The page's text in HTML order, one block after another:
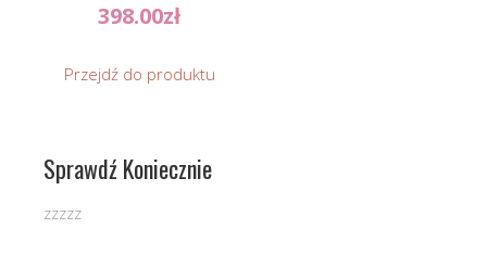
398.00zł
Przejdź do produktu
Sprawdź Koniecznie
zzzzz